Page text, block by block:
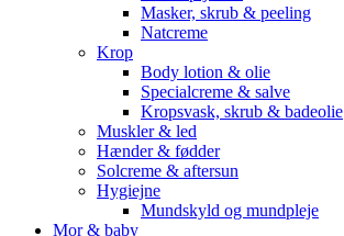
Masker, skrub & peeling
Natcreme
Krop
Body lotion & olie
Specialcreme & salve
Kropsvask, skrub & badeolie
Muskler & led
Hænder & fødder
Solcreme & aftersun
Hygiejne
Mundskyld og mundpleje
Mor & baby